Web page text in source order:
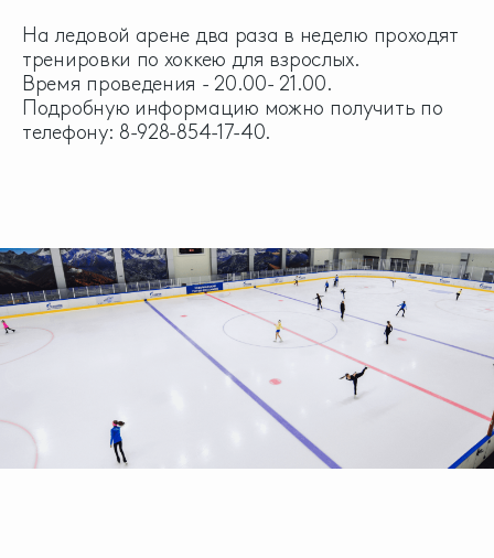
На ледовой арене два раза в неделю проходят
тренировки по хоккею для взрослых.
Время проведения - 20.00- 21.00.
Подробную информацию можно получить по
телефону: 8-928-854-17-40.